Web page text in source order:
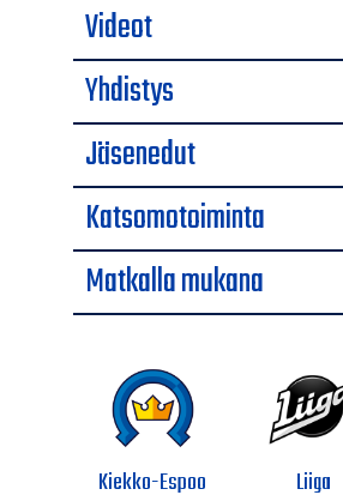
Videot
Yhdistys
Jäsenedut
Katsomotoiminta
Matkalla mukana
Kiekko-Espoo Liiga